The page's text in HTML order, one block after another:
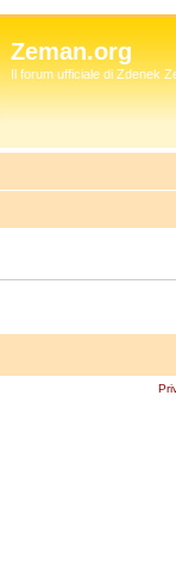
Zeman.org
Il forum ufficiale di Zdenek